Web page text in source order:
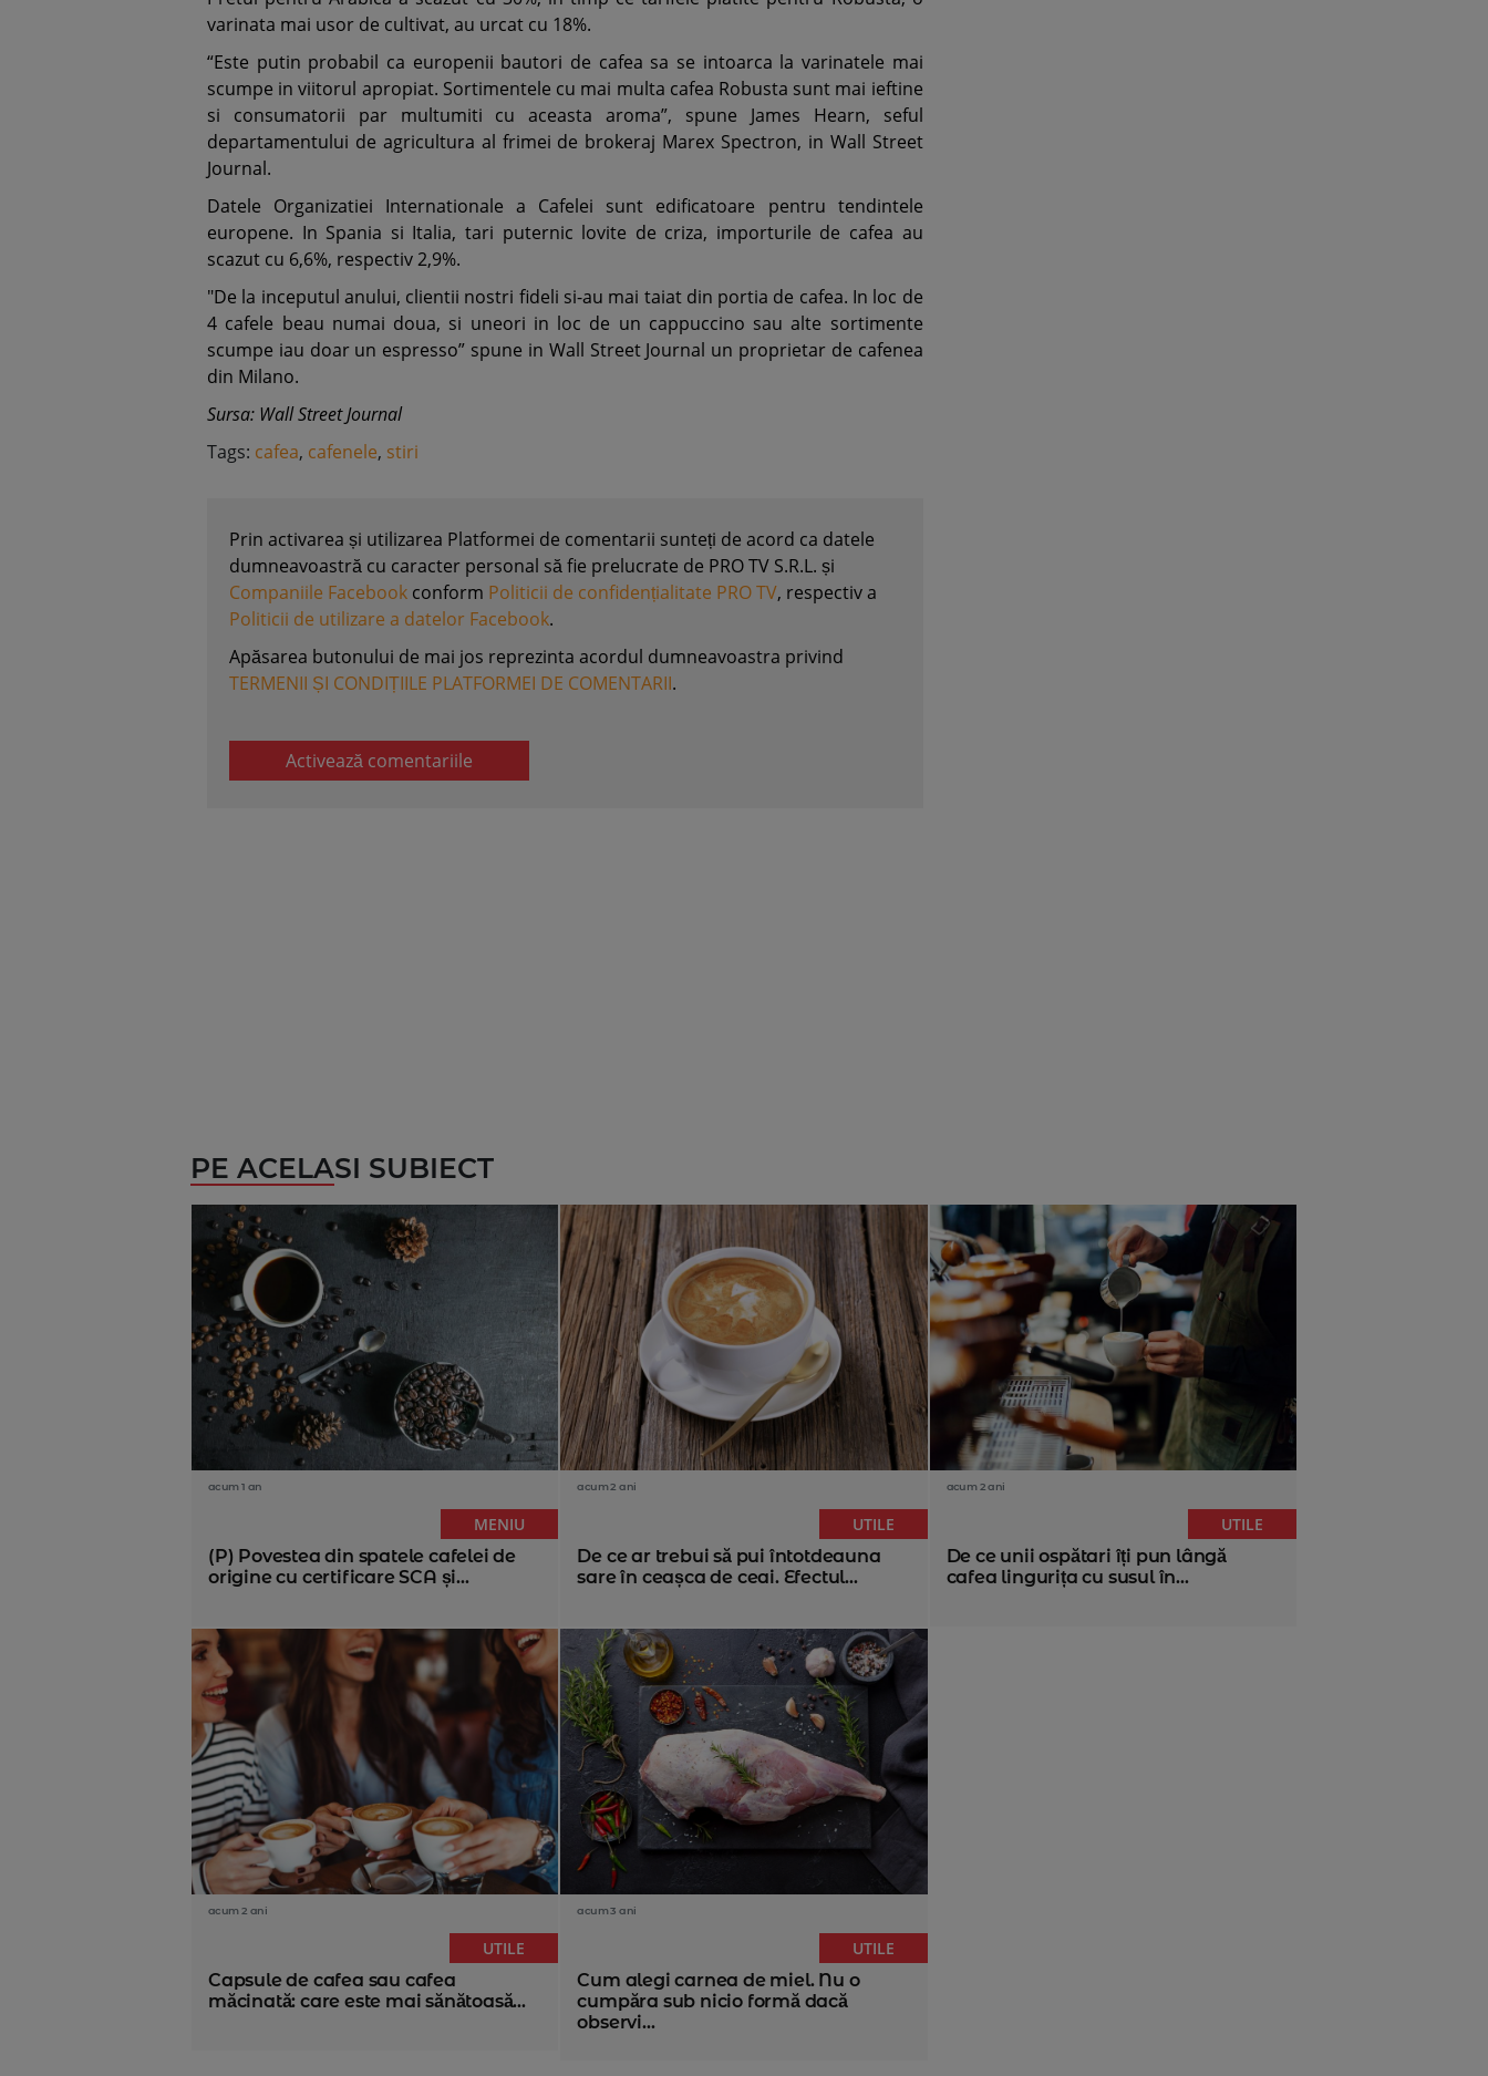
varinata mai usor de cultivat, au urcat cu 18%.
“Este putin probabil ca europenii bautori de cafea sa se intoarca la varinatele mai
scumpe in viitorul apropiat. Sortimentele cu mai multa cafea Robusta sunt mai ieftine
si consumatorii par multumiti cu aceasta aroma”, spune James Hearn, seful
departamentului de agricultura al frimei de brokeraj Marex Spectron, in Wall Street
Journal.
Datele Organizatiei Internationale a Cafelei sunt edificatoare pentru tendintele
europene. In Spania si Italia, tari puternic lovite de criza, importurile de cafea au
scazut cu 6,6%, respectiv 2,9%.
"De la inceputul anului, clientii nostri fideli si-au mai taiat din portia de cafea. In loc de
4 cafele beau numai doua, si uneori in loc de un cappuccino sau alte sortimente
scumpe iau doar un espresso” spune in Wall Street Journal un proprietar de cafenea
din Milano.
Sursa: Wall Street Journal
Tags: cafea, cafenele, stiri
Prin activarea și utilizarea Platformei de comentarii sunteți de acord ca datele
dumneavoastră cu caracter personal să fie prelucrate de PRO TV S.R.L. și
Companiile Facebook conform Politicii de confidențialitate PRO TV, respectiv a
Politicii de utilizare a datelor Facebook.
Apăsarea butonului de mai jos reprezinta acordul dumneavoastra privind
TERMENII ȘI CONDIȚIILE PLATFORMEI DE COMENTARII.
Activează comentariile
PE ACELASI SUBIECT
acum 1 an
MENIU
(P) Povestea din spatele cafelei de
origine cu certificare SCA și...
acum 2 ani
UTILE
De ce ar trebui să pui întotdeauna
sare în ceașca de ceai. Efectul...
acum 2 ani
UTILE
De ce unii ospătari îți pun lângă
cafea lingurița cu susul în...
acum 2 ani
UTILE
Capsule de cafea sau cafea
măcinată: care este mai sănătoasă...
acum 3 ani
UTILE
Cum alegi carnea de miel. Nu o
cumpăra sub nicio formă dacă
observi...